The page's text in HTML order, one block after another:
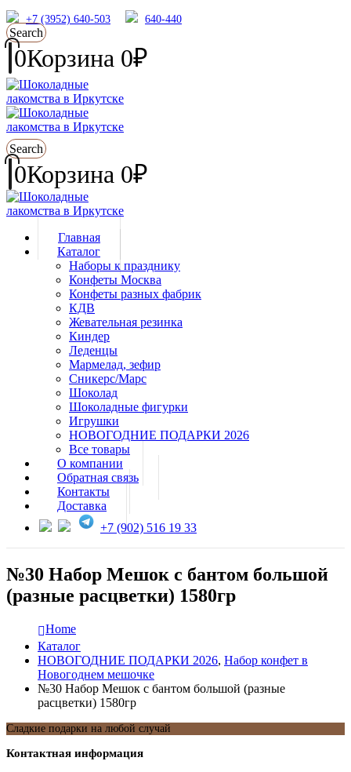
+7 (3952) 640-503 640-440
Search
0Корзина 0₽
Search
0Корзина 0₽
Главная
Каталог
Наборы к празднику
Конфеты Москва
Конфеты разных фабрик
КДВ
Жевательная резинка
Киндер
Леденцы
Мармелад, зефир
Сникерс/Марс
Шоколад
Шоколадные фигурки
Игрушки
НОВОГОДНИЕ ПОДАРКИ 2026
Все товары
О компании
Обратная связь
Контакты
Доставка
+7 (902) 516 19 33
№30 Набор Мешок с бантом большой
(разные расцветки) 1580гр
Home
Каталог
НОВОГОДНИЕ ПОДАРКИ 2026, Набор конфет в
Новогоднем мешочке
№30 Набор Мешок с бантом большой (разные
расцветки) 1580гр
Сладкие подарки на любой случай
Контактная информация